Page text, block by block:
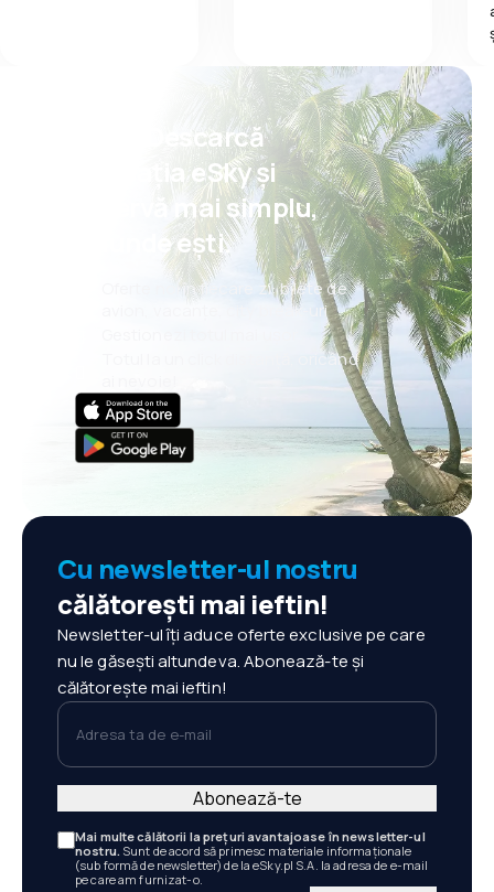
Psst! Descarcă
aplicația eSky și
rezervă mai simplu,
oriunde ești.
Oferte noi în fiecare zi: bilete de
avion, vacanțe, city break-uri
Totul la un click distanță, oricând
Cu newsletter-ul nostru
călătorești mai ieftin!
Newsletter-ul îți aduce oferte exclusive pe care
nu le găsești altundeva. Abonează-te și
călătorește mai ieftin!
Adresa ta de e-mail
Mai multe călătorii la prețuri avantajoase în newsletter-ul
nostru. Sunt de acord să primesc materiale informaționale
(sub formă de newsletter) de la eSky.pl S.A. la adresa de e-mail
pe care am furnizat-o.
Abonează-te